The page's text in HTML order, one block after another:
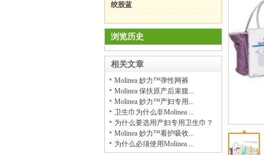
绞股蓝
浏览历史
相关文章
Molinea 妙力™弹性网裤
Molinea 保扶原产后束腹...
Molinea 妙力™产妇专用...
卫生巾为什么非Molinea ...
为什么要选用产妇专用卫生巾？
Molinea 妙力™看护吸收...
为什么必须使用Molinea ...